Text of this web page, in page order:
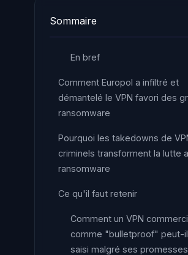
Sommaire
En bref
Comment Europol a infiltré et
démantelé le VPN favori des
ransomware
Pourquoi les takedowns de
criminels transforment la lutte
ransomware
Ce qu'il faut retenir
Comment un VPN
comme "bulletproof" peut-
saisi malgré ses promesses